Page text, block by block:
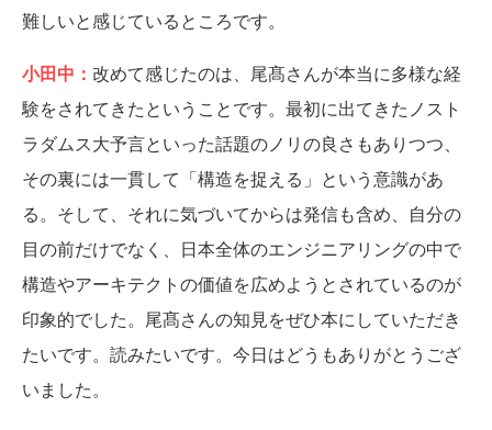
難しいと感じているところです。
小田中： 改めて感じたのは、尾髙さんが本当に多様な経
験をされてきたということです。最初に出てきたノスト
ラダムス大予言といった話題のノリの良さもありつつ、
その裏には一貫して「構造を捉える」という意識があ
る。そして、それに気づいてからは発信も含め、自分の
目の前だけでなく、日本全体のエンジニアリングの中で
構造やアーキテクトの価値を広めようとされているのが
印象的でした。尾髙さんの知見をぜひ本にしていただき
たいです。読みたいです。今日はどうもありがとうござ
いました。